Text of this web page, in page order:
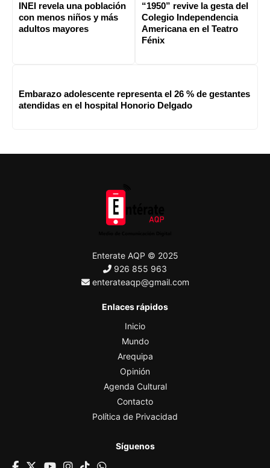
INEI revela una población
con menos niños y más
adultos mayores
“1950” revive la gesta del
Colegio Independencia
Americana en el Teatro
Fénix
Embarazo adolescente representa el 26 % de gestantes
atendidas en el hospital Honorio Delgado
Enterate AQP © 2025
926 855 963
enterateaqp@gmail.com
Enlaces rápidos
Inicio
Mundo
Arequipa
Opinión
Agenda Cultural
Contacto
Política de Privacidad
Síguenos